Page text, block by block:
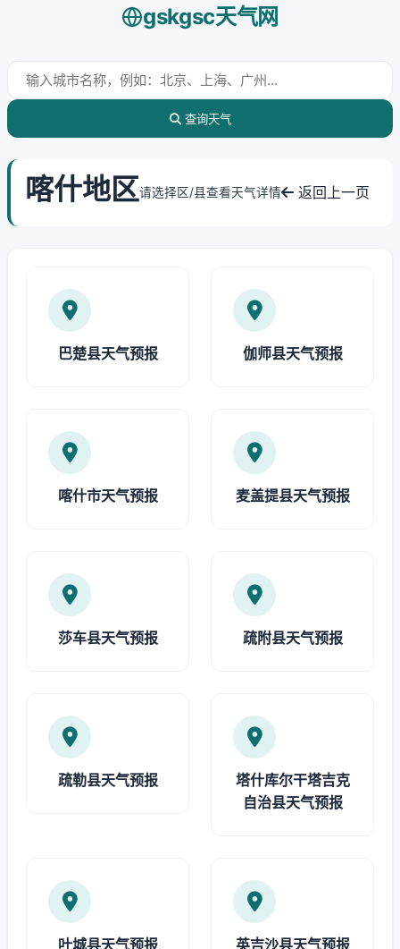
gskgsc天气网
查询天气
喀什地区请选择区/县查看天气详情 返回上一页
巴楚县天气预报 伽师县天气预报
喀什市天气预报 麦盖提县天气预报
莎车县天气预报 疏附县天气预报
疏勒县天气预报
塔什库尔干塔吉克
自治县天气预报
叶城县天气预报 英吉沙县天气预报